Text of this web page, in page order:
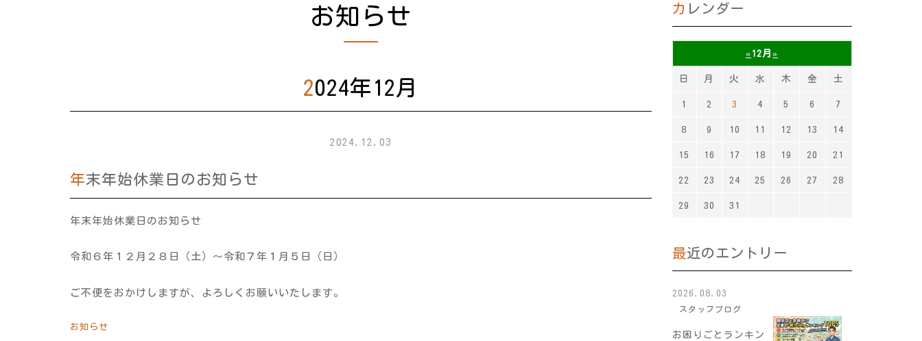
お知らせ
2024年12月
2024.12.03
年末年始休業日のお知らせ
年末年始休業日のお知らせ
令和６年１２月２８日（土）～令和７年１月５日（日）
ご不便をおかけしますが、よろしくお願いいたします。
お知らせ
カレンダー
« 12月 »
日 月 火 水 木 金 土
1 2 3 4 5 6 7
8 9 10 11 12 13 14
15 16 17 18 19 20 21
22 23 24 25 26 27 28
29 30 31
最近のエントリー
2026.08.03
スタッフブログ
お困りごとランキン